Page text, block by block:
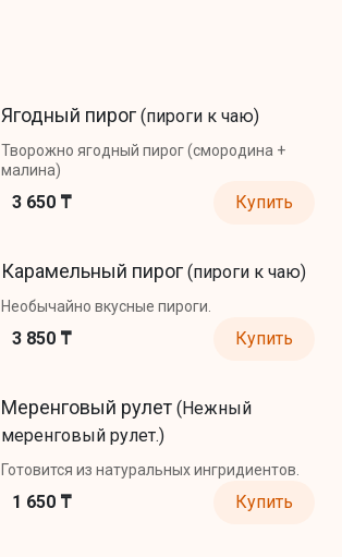
Ягодный пирог (пироги к чаю)
Творожно ягодный пирог (смородина +
малина)
3 650 ₸ Купить
Карамельный пирог (пироги к чаю)
Необычайно вкусные пироги.
3 850 ₸ Купить
Меренговый рулет (Нежный
меренговый рулет.)
Готовится из натуральных ингридиентов.
1 650 ₸ Купить